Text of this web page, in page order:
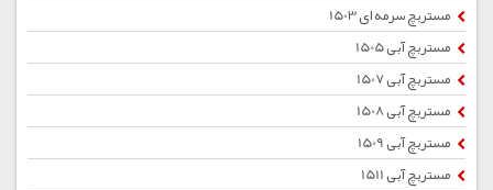
مستربچ سرمه ای 1503
مستربچ آبی 1505
مستربچ آبی 1507
مستربچ آبی 1508
مستربچ آبی 1509
مستربچ آبی 1511